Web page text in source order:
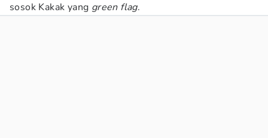
sosok Kakak yang green flag.